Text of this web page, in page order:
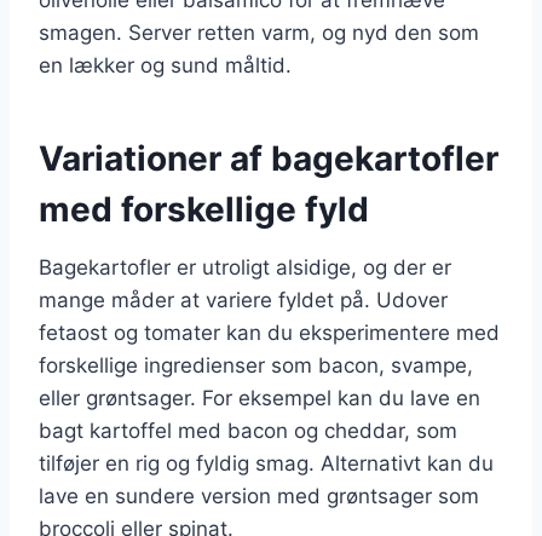
smagen. Server retten varm, og nyd den som
en lækker og sund måltid.
Variationer af bagekartofler
med forskellige fyld
Bagekartofler er utroligt alsidige, og der er
mange måder at variere fyldet på. Udover
fetaost og tomater kan du eksperimentere med
forskellige ingredienser som bacon, svampe,
eller grøntsager. For eksempel kan du lave en
bagt kartoffel med bacon og cheddar, som
tilføjer en rig og fyldig smag. Alternativt kan du
lave en sundere version med grøntsager som
broccoli eller spinat.